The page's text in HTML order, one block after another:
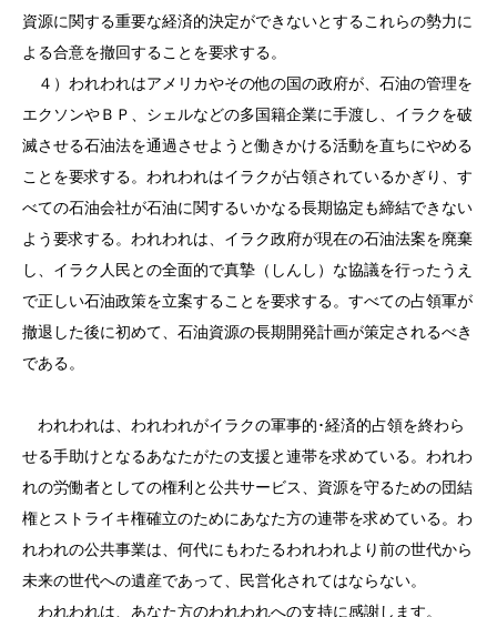
資源に関する重要な経済的決定ができないとするこれらの勢力に
よる合意を撤回することを要求する。
４）われわれはアメリカやその他の国の政府が、石油の管理を
エクソンやＢＰ、シェルなどの多国籍企業に手渡し、イラクを破
滅させる石油法を通過させようと働きかける活動を直ちにやめる
ことを要求する。われわれはイラクが占領されているかぎり、す
べての石油会社が石油に関するいかなる長期協定も締結できない
よう要求する。われわれは、イラク政府が現在の石油法案を廃棄
し、イラク人民との全面的で真摯（しんし）な協議を行ったうえ
で正しい石油政策を立案することを要求する。すべての占領軍が
撤退した後に初めて、石油資源の長期開発計画が策定されるべき
である。
われわれは、われわれがイラクの軍事的･経済的占領を終わら
せる手助けとなるあなたがたの支援と連帯を求めている。われわ
れの労働者としての権利と公共サービス、資源を守るための団結
権とストライキ権確立のためにあなた方の連帯を求めている。わ
れわれの公共事業は、何代にもわたるわれわれより前の世代から
未来の世代への遺産であって、民営化されてはならない。
われわれは、あなた方のわれわれへの支持に感謝します。